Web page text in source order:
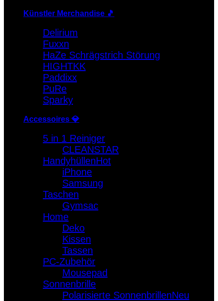
Künstler Merchandise 🎵
Delirium
Fuxxn
HaZe Schrägstrich Störung
HIGHTKK
Paddixx
PuRe
Sparky
Accessoires 💎
5 in 1 Reiniger
CLEANSTAR
Handyhüllen
iPhone
Samsung
Taschen
Gymsac
Home
Deko
Kissen
Tassen
PC-Zubehör
Mousepad
Sonnenbrille
Polarisierte Sonnenbrillen